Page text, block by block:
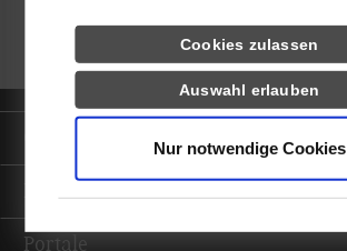
Cookies zulassen
Auswahl erlauben
Nur notwendige Cookies
zurück zur Ergebnisliste
Informationen für
Portale